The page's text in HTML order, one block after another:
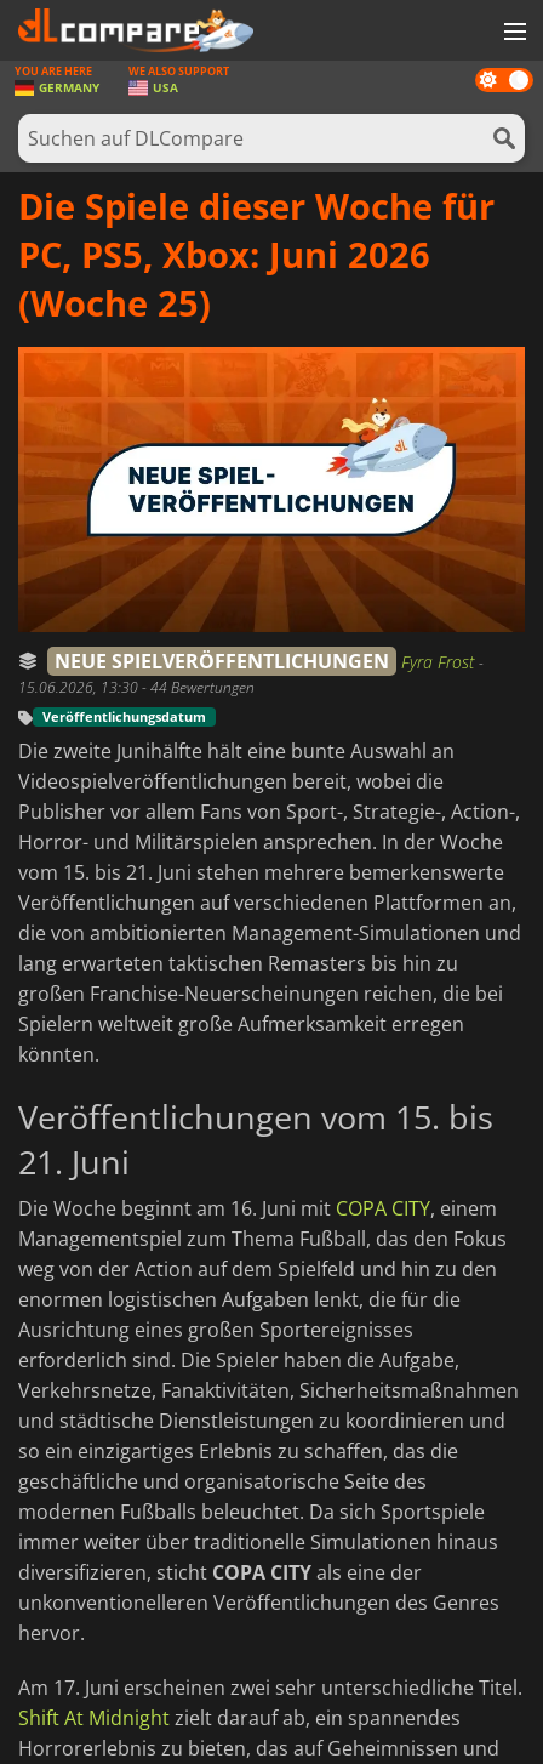
SPIELE
SPIEL KARTEN
SOFTWARE
HARDWARE
NACHRICHTEN
ANMELDEN ODER REGISTRIEREN
Dark
mode
YOU ARE HERE
GERMANY
WE ALSO SUPPORT
USA
Die Spiele dieser Woche für
PC, PS5, Xbox: Juni 2026
(Woche 25)
NEUE SPIELVERÖFFENTLICHUNGEN Fyra Frost-
15.06.2026, 13:30- 44 Bewertungen
Veröffentlichungsdatum
Die zweite Junihälfte hält eine bunte Auswahl an
Videospielveröffentlichungen bereit, wobei die
Publisher vor allem Fans von Sport-, Strategie-, Action-,
Horror- und Militärspielen ansprechen. In der Woche
vom 15. bis 21. Juni stehen mehrere bemerkenswerte
Veröffentlichungen auf verschiedenen Plattformen an,
die von ambitionierten Management-Simulationen und
lang erwarteten taktischen Remasters bis hin zu
großen Franchise-Neuerscheinungen reichen, die bei
Spielern weltweit große Aufmerksamkeit erregen
könnten.
Veröffentlichungen vom 15. bis
21. Juni
Die Woche beginnt am 16. Juni mit COPA CITY, einem
Managementspiel zum Thema Fußball, das den Fokus
weg von der Action auf dem Spielfeld und hin zu den
enormen logistischen Aufgaben lenkt, die für die
Ausrichtung eines großen Sportereignisses
erforderlich sind. Die Spieler haben die Aufgabe,
Verkehrsnetze, Fanaktivitäten, Sicherheitsmaßnahmen
und städtische Dienstleistungen zu koordinieren und
so ein einzigartiges Erlebnis zu schaffen, das die
geschäftliche und organisatorische Seite des
modernen Fußballs beleuchtet. Da sich Sportspiele
immer weiter über traditionelle Simulationen hinaus
diversifizieren, sticht COPA CITYals eine der
unkonventionelleren Veröffentlichungen des Genres
hervor.
Am 17. Juni erscheinen zwei sehr unterschiedliche Titel.
Shift At Midnightzielt darauf ab, ein spannendes
Horrorerlebnis zu bieten, das auf Geheimnissen und